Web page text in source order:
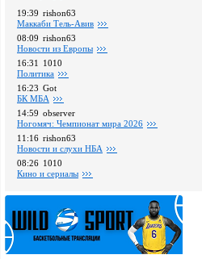
19:39 rishon63
Маккаби Тель-Авив
08:09 rishon63
Новости из Европы
16:31
1010
Политика
16:23 Got
БК МБА
14:59 observer
Ногомяч: Чемпионат мира 2026
11:16 rishon63
Новости и слухи НБА
08:26 1010
Кино и сериалы